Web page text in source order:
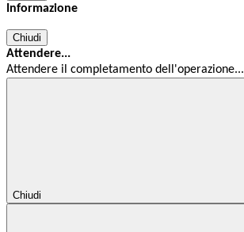
Informazione
Chiudi
Attendere...
Attendere il completamento dell'operazione...
Chiudi